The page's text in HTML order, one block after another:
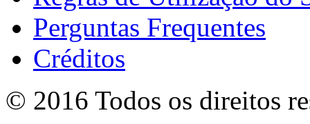
Perguntas Frequentes
Créditos
© 2016 Todos os direitos